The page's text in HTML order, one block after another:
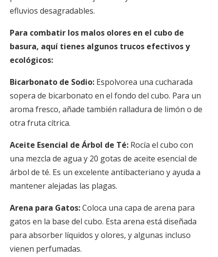
efluvios desagradables.
Para combatir los malos olores en el cubo de
basura, aquí tienes algunos trucos efectivos y
ecológicos:
Bicarbonato de Sodio: Espolvorea una cucharada
sopera de bicarbonato en el fondo del cubo. Para un
aroma fresco, añade también ralladura de limón o de
otra fruta cítrica.
Aceite Esencial de Árbol de Té: Rocía el cubo con
una mezcla de agua y 20 gotas de aceite esencial de
árbol de té. Es un excelente antibacteriano y ayuda a
mantener alejadas las plagas.
Arena para Gatos:Coloca una capa de arena para
gatos en la base del cubo. Esta arena está diseñada
para absorber líquidos y olores, y algunas incluso
vienen perfumadas.